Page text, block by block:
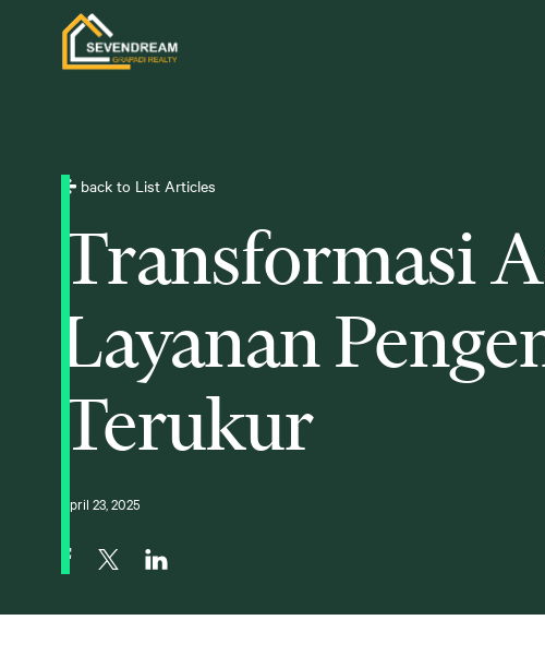
back to List Articles
Transformasi
Layanan
Terukur
April 23, 2025